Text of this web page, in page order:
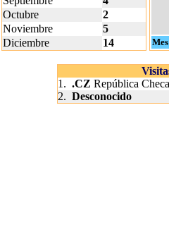
Octubre
2
Noviembre
5
Diciembre
14 Mes
1. .CZ República Checa
2. Desconocido